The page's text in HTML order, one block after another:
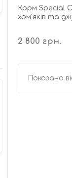
Корм Special
хом'яків та
2 800 грн.
Показано